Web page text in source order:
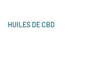
HUILES DE CBD